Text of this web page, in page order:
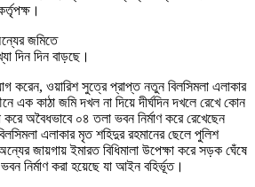
জমিতে
দিন দিন বাড়ছে।
ওয়ারিশ সুত্রে প্রাপ্ত নতুন বিলসিমলা এলাকার
এক কাঠা জমি দখল না দিয়ে দীর্ঘদিন দখলে রেখে কোন
করে অবৈধভাবে ০৪ তলা ভবন নির্মাণ করে রেখেছেন
এলাকার মৃত শহিদুর রহমানের ছেলে পুলিশ
জায়গায় ইমারত বিধিমালা উপেক্ষা করে সড়ক ঘেঁষে
নির্মাণ করা হয়েছে যা আইন বহির্ভূত।